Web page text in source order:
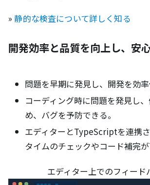
»静的な検査について詳しく知る
開発効率と品質を向上し、安
問題を早期に発見し、開発を効率
コーディング時に問題を発見し
め、バグを予防できる。
エディターとTypeScriptを連携
タイムのチェックやコード補完が
エディター上でのフィード